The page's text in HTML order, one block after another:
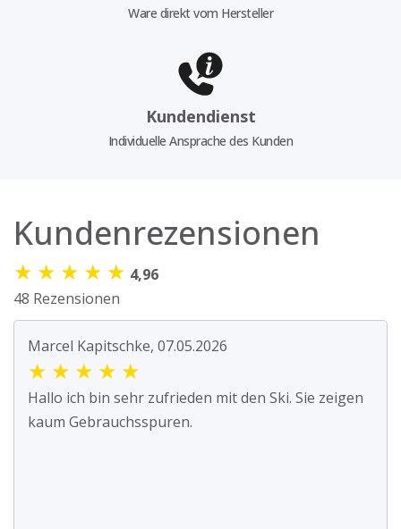
Ware direkt vom Hersteller
Kundendienst
Individuelle Ansprache des Kunden
Kundenrezensionen
★ ★ ★ ★ ★ 4,96
48 Rezensionen
Marcel Kapitschke, 07.05.2026
★ ★ ★ ★ ★
Hallo ich bin sehr zufrieden mit den Ski. Sie zeigen
kaum Gebrauchsspuren.